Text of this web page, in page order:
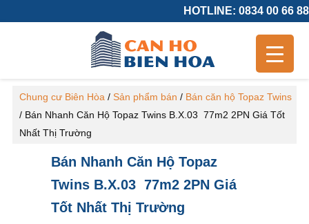
HOTLINE: 0834 00 66 88
Chung cư Biên Hòa / Sản phẩm bán / Bán căn hộ Topaz Twins
/ Bán Nhanh Căn Hộ Topaz Twins B.X.03 77m2 2PN Giá Tốt
Nhất Thị Trường
Bán Nhanh Căn Hộ Topaz
Twins B.X.03 77m2 2PN Giá
Tốt Nhất Thị Trường